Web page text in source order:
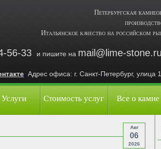
Петербургская
Итальянское качеcтво на российском
56-33 и пишите наmail@lime-
. Адрес офиса: г. Санкт-Петербург, улица
Услуги Cтоимость услуг Все о камне
Авг
06
2026